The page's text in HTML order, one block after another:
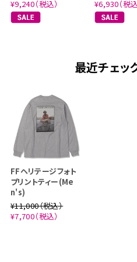
¥9,240（税込） ¥6,930（税込
最近チェッ
FFヘリテージフォト
プリントティー(Me
n's)
¥11,000（税込）
¥7,700（税込）